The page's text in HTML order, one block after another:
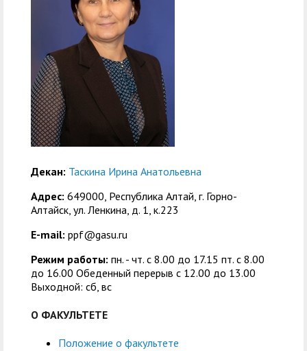
служением»
Декан: Таскина Ирина Анатольевна
Адрес: 649000, Республика Алтай, г. Горно-
Алтайск, ул. Ленкина, д. 1, к.223
E-mail: ppf@gasu.ru
Режим работы: пн. - чт. с 8.00 до 17.15 пт. c 8.00
до 16.00 Обеденный перерыв с 12.00 до 13.00
Выходной: сб, вс
О ФАКУЛЬТЕТЕ
Положение о факультете